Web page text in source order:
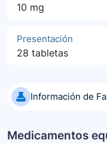
10 mg
Presentación
28 tabletas
Información de
Medicamentos